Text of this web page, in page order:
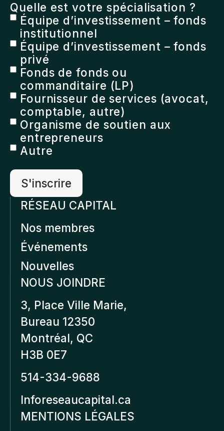
Quelle est votre spécialisation ?
Équipe d’investissement – fonds
institutionnel
Équipe d’investissement – fonds
privé
Fonds de fonds ou
commanditaire (LP)
Fournisseur de services (avocat,
comptable, autre)
Organisme de soutien aux
entrepreneurs
Autre
RÉSEAU CAPITAL
Nos membres
Événements
Nouvelles
NOUS JOINDRE
3, Place Ville Marie,
Bureau 12350
Montréal, QC
H3B 0E7
514-334-9688
Inforeseaucapital.ca
MENTIONS LÉGALES